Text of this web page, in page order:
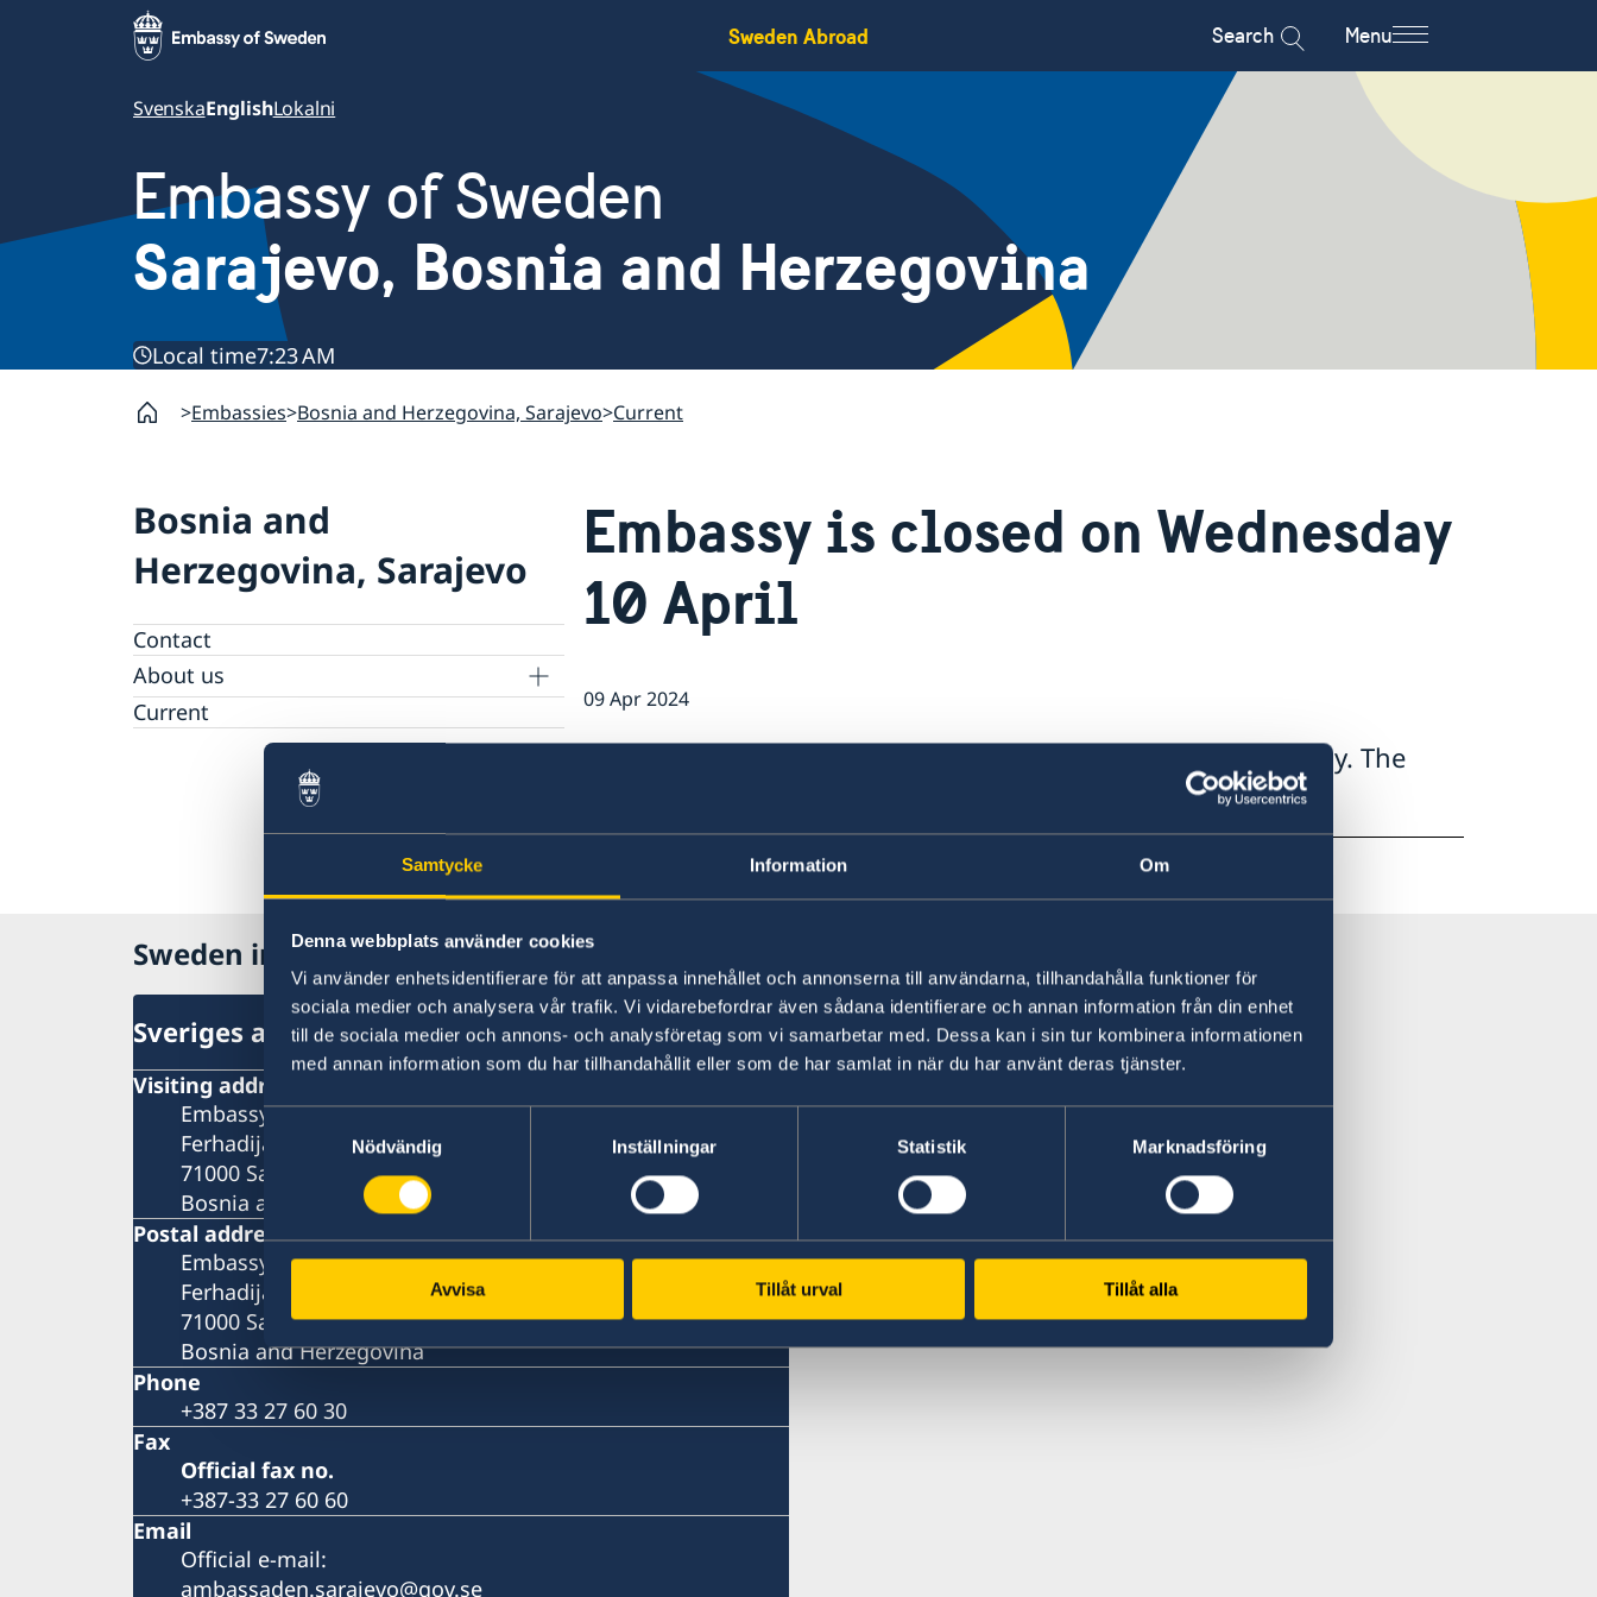
Samtycke Information Om
Denna webbplats använder cookies
Vi använder enhetsidentifierare för att anpassa innehållet och annonserna till användarna, tillhandahålla funktioner för
sociala medier och analysera vår trafik. Vi vidarebefordrar även sådana identifierare och annan information från din enhet
till de sociala medier och annons- och analysföretag som vi samarbetar med. Dessa kan i sin tur kombinera informationen
med annan information som du har tillhandahållit eller som de har samlat in när du har använt deras tjänster.
Samtyckesval
Nödvändig
Inställningar Statistik Marknadsföring
Avvisa Tillåt urval Tillåt alla
Sweden Abroad Search Menu
SvenskaEnglishLokalni
Embassy of Sweden
Sarajevo, Bosnia and Herzegovina
Local time7:23 AM
Embassies Bosnia and Herzegovina, Sarajevo Current
Bosnia and
Herzegovina, Sarajevo
Contact
About us
Data protection policy
Current
Embassy is closed on Wednesday
10 April
09 Apr 2024
Embassy is closed on Wednesday 10 April due to local holiday. The
Sweden in Bosnia and Herzegovina
Sveriges ambassad
Visiting address
Embassy of Sweden
Ferhadija 20
71000 Sarajevo
Bosnia and Herzegovina
Postal address
Embassy of Sweden
Ferhadija 20
71000 Sarajevo
Bosnia and Herzegovina
Phone
+387 33 27 60 30
Fax
Official fax no.
+387-33 27 60 60
Email
Official e-mail:
ambassaden.sarajevo@gov.se